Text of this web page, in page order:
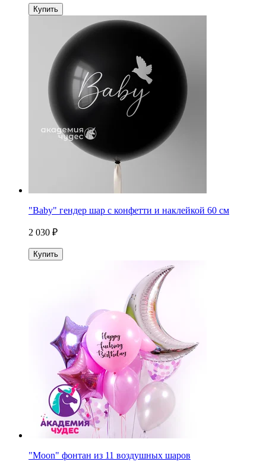
Купить
"Baby" гендер шар с конфетти и наклейкой 60 см
2 030 ₽
Купить
"Moon" фонтан из 11 воздушных шаров